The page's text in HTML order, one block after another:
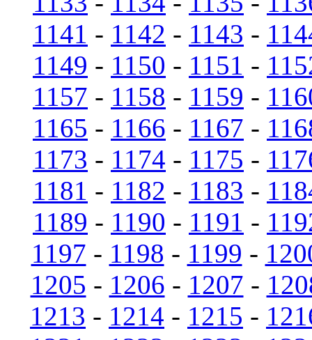
1141 - 1142 - 1143 -
1149 - 1150 - 1151 -
1157 - 1158 - 1159 -
1165 - 1166 - 1167 -
1173 - 1174 - 1175 -
1181 - 1182 - 1183 -
1189 - 1190 - 1191 -
1197 - 1198 - 1199 -
1205 - 1206 - 1207 -
1213 - 1214 - 1215 -